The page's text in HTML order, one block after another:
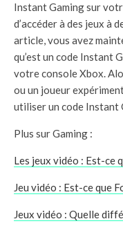
Instant Gaming sur
d’accéder à des jeux à
article, vous avez
qu’est un code Instant
votre console Xbox.
ou un joueur
utiliser un code Instant
Plus sur Gaming :
Les jeux vidéo : Est-ce
Jeu vidéo : Est-ce que
Jeux vidéo : Quelle